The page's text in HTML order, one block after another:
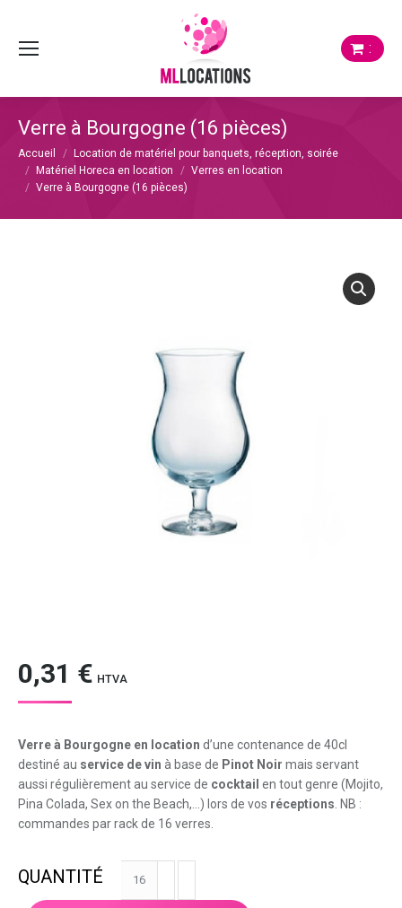
:
Verre à Bourgogne (16 pièces)
Vous êtes ici :
Accueil
Location de matériel pour banquets, réception, soirée
Matériel Horeca en location
Verres en location
Verre à Bourgogne (16 pièces)
0,31 € HTVA
Verre à Bourgogne en location d’une contenance de 40cl
destiné au service de vin à base de Pinot Noir mais servant
aussi régulièrement au service de cocktail en tout genre (Mojito,
Pina Colada, Sex on the Beach,…) lors de vos réceptions . NB :
commandes par rack de 16 verres.